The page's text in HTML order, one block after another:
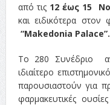
από τις 12 έως 15
και ειδικότερα
“Makedonia Palace”.
Το 280 Συνέδριο
ιδιαίτερο
παρουσιαστούν για
φαρμακευτικές